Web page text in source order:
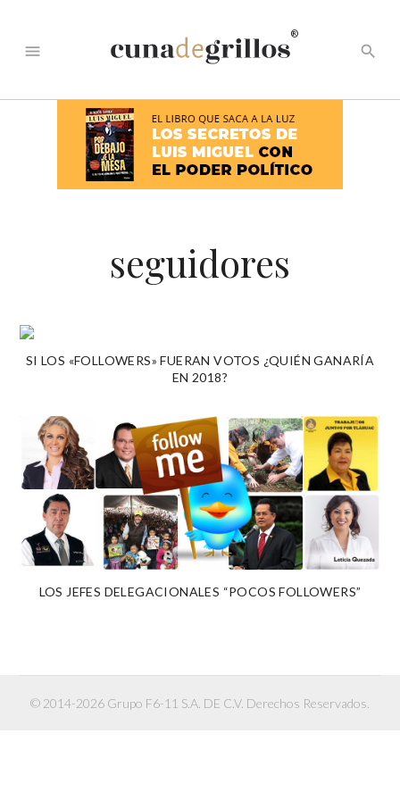
menu
®
search
seguidores
SI LOS «FOLLOWERS» FUERAN VOTOS ¿QUIÉN GANARÍA
EN 2018?
LOS JEFES DELEGACIONALES “POCOS FOLLOWERS”
© 2014-2026 Grupo F6-11 S.A. DE C.V. Derechos Reservados.